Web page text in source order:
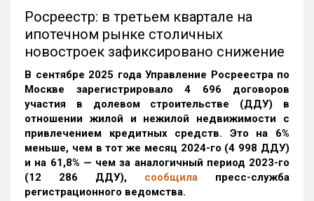
Росреестр: в третьем квартале на
ипотечном рынке столичных
новостроек зафиксировано снижение
В сентябре 2025 года Управление Росреестра по
Москве зарегистрировало 4 696 договоров
участия в долевом строительстве (ДДУ) в
отношении жилой и нежилой недвижимости с
привлечением кредитных средств. Это на 6%
меньше, чем в тот же месяц 2024-го (4 998 ДДУ)
и на 61,8% — чем за аналогичный период 2023-го
(12 286 ДДУ), сообщила пресс-служба
регистрационного ведомства.